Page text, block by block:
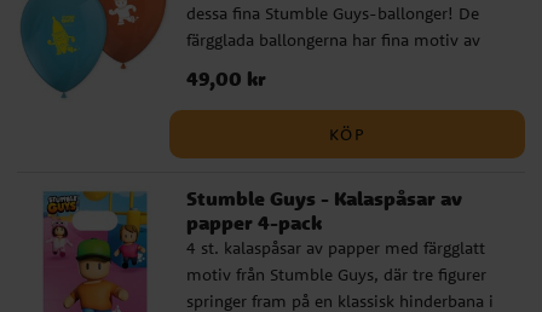
dessa fina Stumble Guys-ballonger! De
färgglada ballongerna har fina motiv av
karaktärer från spelet, en rolig dekoration
som gör barnkalaset extra festligt.
uppblåsta och kan fyllas med både luft och
rekommenderar vi att använda en
ballongpump.
Pris :49,00 kr
49,00 kr
KÖP
Stumble Guys - Kalaspåsar av
papper 4-pack
4 st. kalaspåsar av papper med färgglatt
motiv från Stumble Guys, där tre figurer
springer fram på en klassisk hinderbana i